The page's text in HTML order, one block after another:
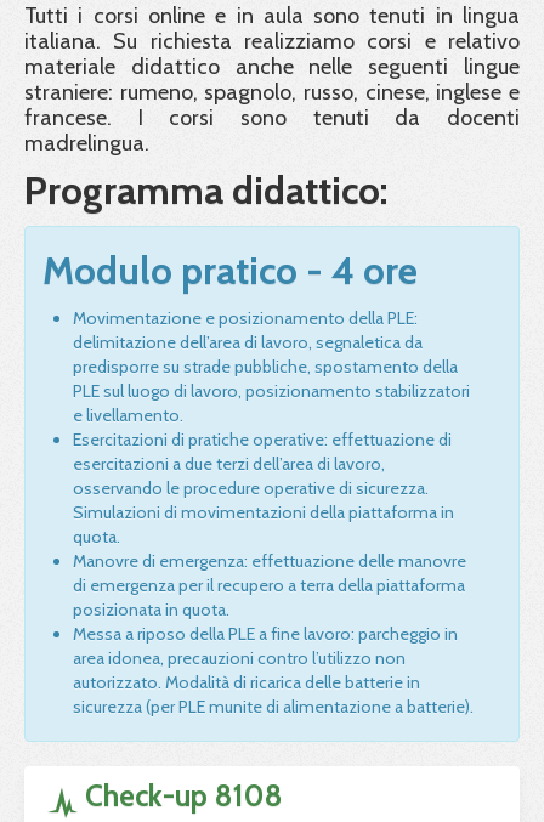
Tutti i corsi online e in aula sono tenuti in lingua
italiana. Su richiesta realizziamo corsi e relativo
materiale didattico anche nelle seguenti lingue
straniere: rumeno, spagnolo, russo, cinese, inglese e
francese. I corsi sono tenuti da docenti
madrelingua.
Programma didattico:
Modulo pratico - 4 ore
Movimentazione e posizionamento della PLE:
delimitazione dell’area di lavoro, segnaletica da
predisporre su strade pubbliche, spostamento della
PLE sul luogo di lavoro, posizionamento stabilizzatori
e livellamento.
Esercitazioni di pratiche operative: effettuazione di
esercitazioni a due terzi dell’area di lavoro,
osservando le procedure operative di sicurezza.
Simulazioni di movimentazioni della piattaforma in
quota.
Manovre di emergenza: effettuazione delle manovre
di emergenza per il recupero a terra della piattaforma
posizionata in quota.
Messa a riposo della PLE a fine lavoro: parcheggio in
area idonea, precauzioni contro l’utilizzo non
autorizzato. Modalità di ricarica delle batterie in
sicurezza (per PLE munite di alimentazione a batterie).
Check-up 8108